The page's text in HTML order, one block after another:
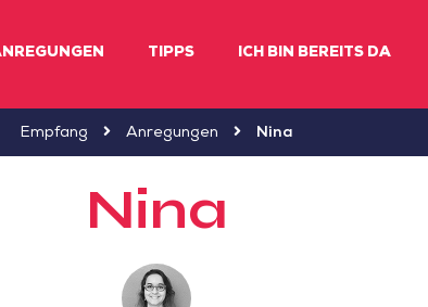
TIPPS ICH BIN BEREITS DA
Empfang Anregungen Nina
Nina